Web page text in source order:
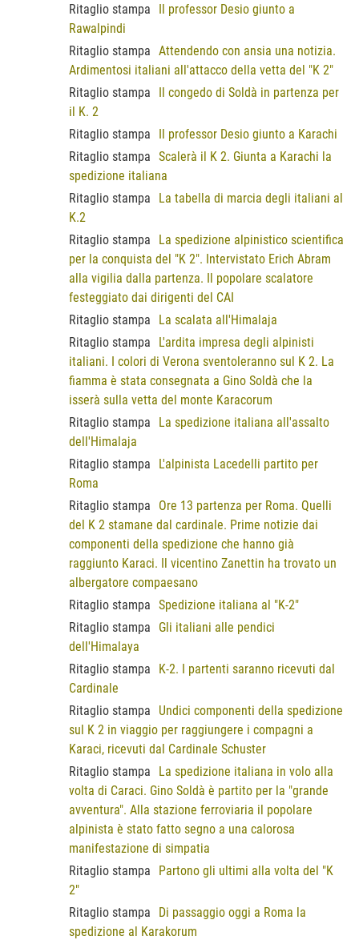
Ritaglio stampa
Il professor Desio giunto a
Rawalpindi
Ritaglio stampa Attendendo con ansia una notizia.
Ardimentosi italiani all'attacco della vetta del "K 2"
Ritaglio stampa
Il congedo di Soldà in partenza per
il K. 2
Ritaglio stampa
Il professor Desio giunto a Karachi
Ritaglio stampa Scalerà il K 2. Giunta a Karachi la
spedizione italiana
Ritaglio stampa
La tabella di marcia degli italiani al
K.2
Ritaglio stampa
La spedizione alpinistico scientifica
per la conquista del "K 2". Intervistato Erich Abram
alla vigilia dalla partenza. Il popolare scalatore
festeggiato dai dirigenti del CAI
Ritaglio stampa
La scalata all'Himalaja
Ritaglio stampa
L'ardita impresa degli alpinisti
italiani. I colori di Verona sventoleranno sul K 2. La
fiamma è stata consegnata a Gino Soldà che la
isserà sulla vetta del monte Karacorum
Ritaglio stampa
La spedizione italiana all'assalto
dell'Himalaja
Ritaglio stampa
L'alpinista Lacedelli partito per
Roma
Ritaglio stampa
Ore 13 partenza per Roma. Quelli
del K 2 stamane dal cardinale. Prime notizie dai
componenti della spedizione che hanno già
raggiunto Karaci. Il vicentino Zanettin ha trovato un
albergatore compaesano
Ritaglio stampa Spedizione italiana al "K-2"
Ritaglio stampa
Gli italiani alle pendici
dell'Himalaya
Ritaglio stampa
K-2. I partenti saranno ricevuti dal
Cardinale
Ritaglio stampa
Undici componenti della spedizione
sul K 2 in viaggio per raggiungere i compagni a
Karaci, ricevuti dal Cardinale Schuster
Ritaglio stampa
La spedizione italiana in volo alla
volta di Caraci. Gino Soldà è partito per la "grande
avventura". Alla stazione ferroviaria il popolare
alpinista è stato fatto segno a una calorosa
manifestazione di simpatia
Ritaglio stampa
Partono gli ultimi alla volta del "K
2"
Ritaglio stampa
Di passaggio oggi a Roma la
spedizione al Karakorum